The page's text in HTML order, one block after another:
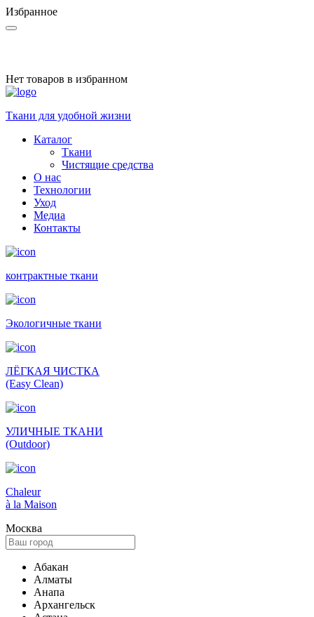
Избранное
Нет товаров в избранном
Ткани для удобной жизни
Каталог
Ткани
Чистящие средства
О нас
Технологии
Уход
Медиа
Контакты
контракт­ные ткани
Экологич­ные ткани
ЛЁГКАЯ ЧИСТКА
(Easy Clean)
УЛИЧНЫЕ ТКАНИ
(Outdoor)
Сhaleur
à la Maison
Москва
Абакан
Алматы
Анапа
Архангельск